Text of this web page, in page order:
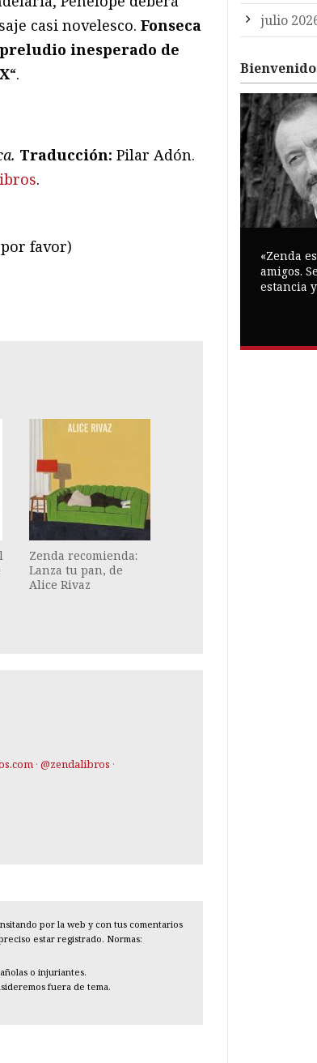
casi novelesco. Fonseca
inesperado de
“.
Traducción: Pilar Adón.
.
favor)
Zenda recomienda:
Lanza tu pan, de
Alice Rivaz
· @zendalibros ·
por la web y con tus comentarios
estar registrado. Normas:
o injuriantes.
fuera de tema.
julio
«Zenda
amigos.
estancia